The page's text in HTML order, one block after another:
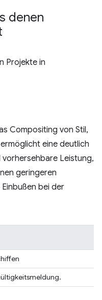
denen
Projekte in
Compositing von Stil,
eine deutlich
Leistung,
geringeren
bei der